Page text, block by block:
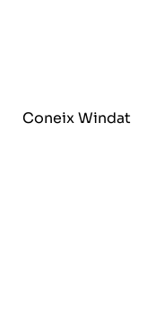
Coneix Windat